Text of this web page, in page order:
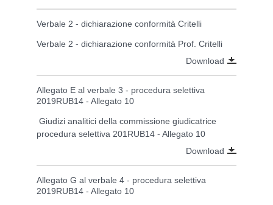
Verbale 2 - dichiarazione conformità Critelli
Verbale 2 - dichiarazione conformità Prof. Critelli
Download
Allegato E al verbale 3 - procedura selettiva
2019RUB14 - Allegato 10
Giudizi analitici della commissione giudicatrice
procedura selettiva 201RUB14 - Allegato 10
Download
Allegato G al verbale 4 - procedura selettiva
2019RUB14 - Allegato 10